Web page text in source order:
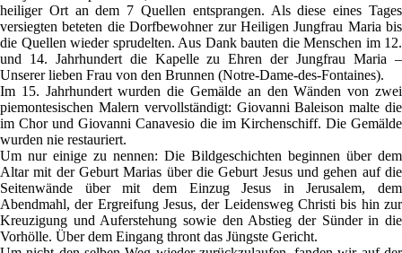
heiliger Ort an dem 7 Quellen entsprangen. Als diese eines Tages
versiegten beteten die Dorfbewohner zur Heiligen Jungfrau Maria bis
die Quellen wieder sprudelten. Aus Dank bauten die Menschen im 12.
und 14. Jahrhundert die Kapelle zu Ehren der Jungfrau Maria –
Unserer lieben Frau von den Brunnen (Notre-Dame-des-Fontaines).
Im 15. Jahrhundert wurden die Gemälde an den Wänden von zwei
piemontesischen Malern vervollständigt: Giovanni Baleison malte die
im Chor und Giovanni Canavesio die im Kirchenschiff. Die Gemälde
wurden nie restauriert.
Um nur einige zu nennen: Die Bildgeschichten beginnen über dem
Altar mit der Geburt Marias über die Geburt Jesus und gehen auf die
Seitenwände über mit dem Einzug Jesus in Jerusalem, dem
Abendmahl, der Ergreifung Jesus, der Leidensweg Christi bis hin zur
Kreuzigung und Auferstehung sowie den Abstieg der Sünder in die
Vorhölle. Über dem Eingang thront das Jüngste Gericht.